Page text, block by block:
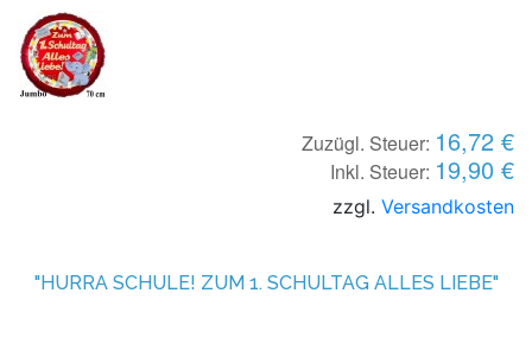
Zuzügl. Steuer: 16,72 €
Inkl. Steuer: 19,90 €
zzgl. Versandkosten
"HURRA SCHULE! ZUM 1. SCHULTAG ALLES LIEBE"